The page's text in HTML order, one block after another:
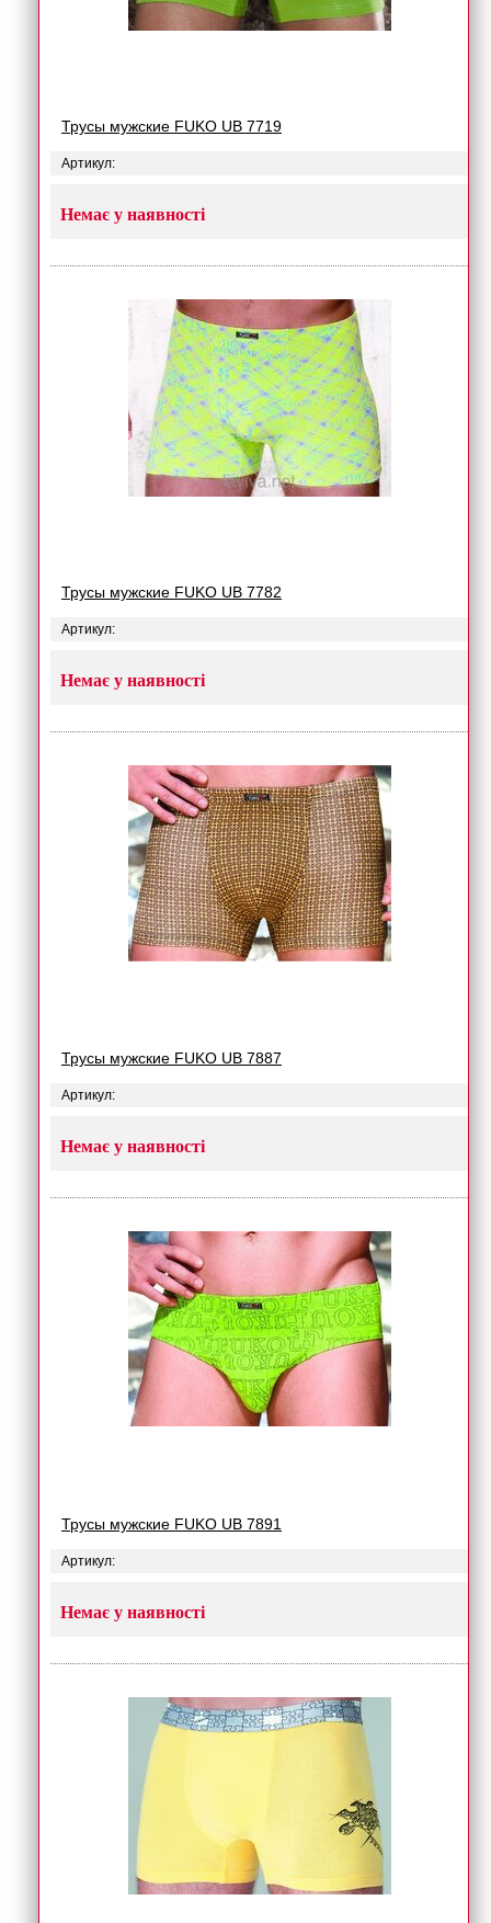
Трусы мужские FUKO UB 7719
Артикул:
Немає у наявності
Трусы мужские FUKO UB 7782
Артикул:
Немає у наявності
Трусы мужские FUKO UB 7887
Артикул:
Немає у наявності
Трусы мужские FUKO UB 7891
Артикул:
Немає у наявності